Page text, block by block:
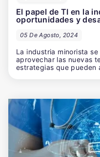
El papel de TI en la
oportunidades y
05 De Agosto, 2024
La industria minorista
aprovechar las nuevas
estrategias que pueden